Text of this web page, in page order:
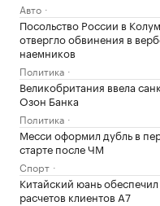
Авто
Посольство России в
отвергло обвинения в
наемников
Политика
Великобритания ввела
Озон Банка
Политика
Месси оформил дубль в
старте после ЧМ
Спорт
Китайский юань
расчетов клиентов А7